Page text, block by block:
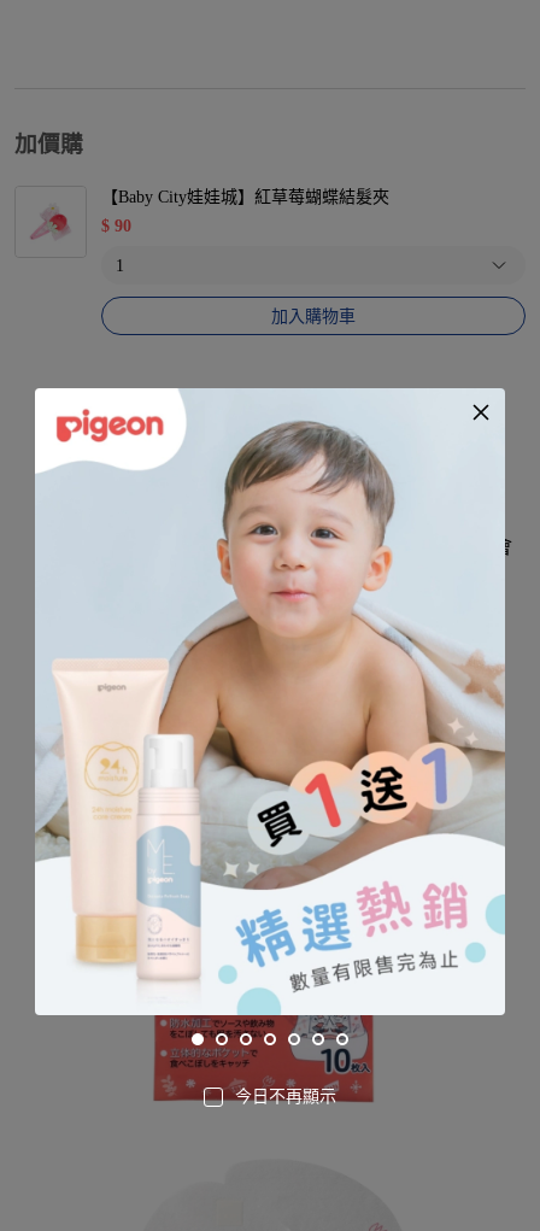
加價購
【Baby City娃娃城】紅草莓蝴蝶結髮夾
$ 90
加入購物車
附有可接取食物碎屑的溝槽。
輕量不占空間，外出便於攜帶。
恰到好處的鬆緊度與柔軟的肌膚觸感。
脖子周圍不易產生皺摺，是穿戴舒適的設計。
防水加工設計，儘管圍兜上附著醬料、飲料，也不會
滲透至寶寶衣服。
今日不再顯示